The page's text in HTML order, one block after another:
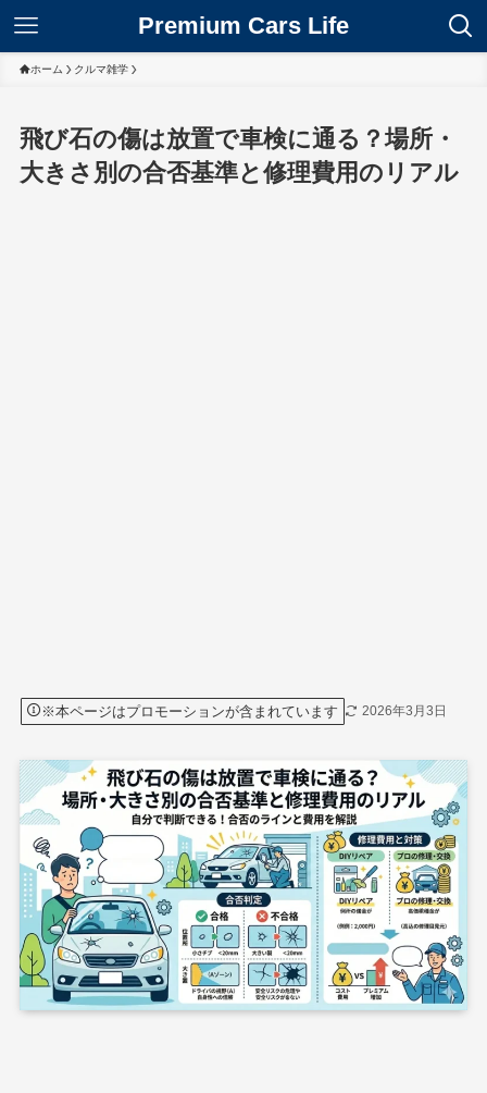
Premium Cars Life
ホーム クルマ雑学
飛び石の傷は放置で車検に通る？場所・
大きさ別の合否基準と修理費用のリアル
※本ページはプロモーションが含まれています 2026年3月3日